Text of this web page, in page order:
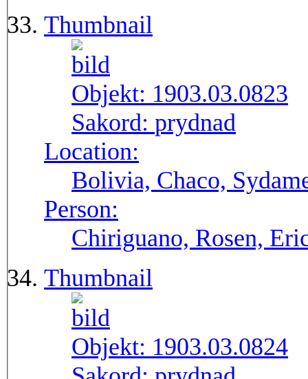
Thumbnail
Objekt: 1903.03.0823
Sakord: prydnad
Location:
Bolivia, Chaco,
Person:
Chiriguano, Rosen,
Thumbnail
Objekt: 1903.03.0824